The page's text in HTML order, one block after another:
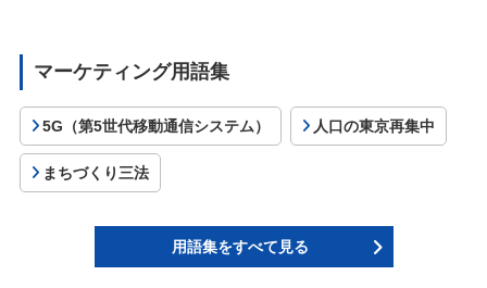
マーケティング用語集
5G（第5世代移動通信システム） 人口の東京再集中
まちづくり三法
用語集をすべて見る